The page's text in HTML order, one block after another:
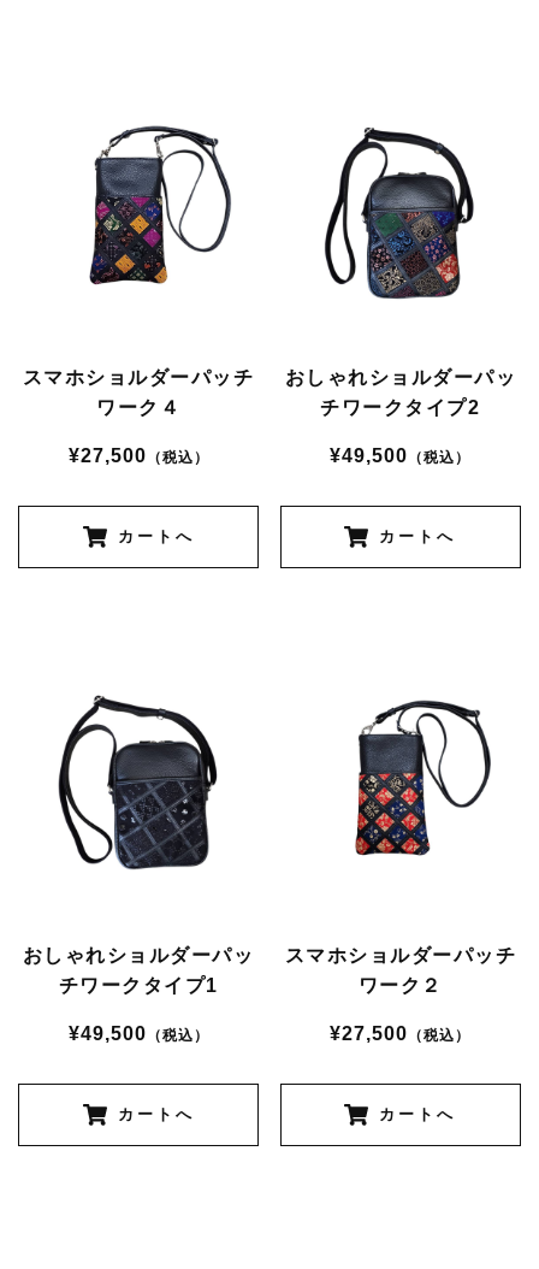
スマホショルダーパッチ
ワーク４
¥27,500 （税込）
カートへ
おしゃれショルダーパッ
チワークタイプ2
¥49,500 （税込）
カートへ
おしゃれショルダーパッ
チワークタイプ1
¥49,500 （税込）
カートへ
スマホショルダーパッチ
ワーク２
¥27,500 （税込）
カートへ